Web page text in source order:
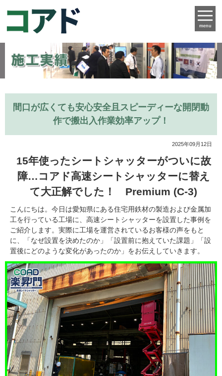
menu
間口が広くても安心安全且スピーディーな開閉動
作で搬出入作業効率アップ！
2025年09月12日
15年使ったシートシャッターがついに故
障…コアド高速シートシャッターに替え
て大正解でした！ Premium (C-3)
こんにちは。今日は愛知県にある住宅用鉄材の製造および金属加
工を行っている工場に、高速シートシャッターを設置した事例を
ご紹介します。実際に工場を運営されているお客様の声をもと
に、「なぜ設置を決めたのか」「設置前に抱えていた課題」「設
置後にどのような変化があったのか」をお伝えしていきます。